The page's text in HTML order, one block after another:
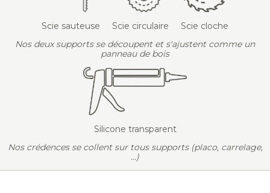
Scie sauteuse Scie circulaire
Scie cloche
Nos deux supports se découpent et s'ajustent comme un
panneau de bois
Silicone transparent
Nos crédences se collent sur tous supports (placo, carrelage,
...)